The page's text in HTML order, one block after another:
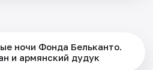
ночи Фонда Бельканто.
и армянский дудук